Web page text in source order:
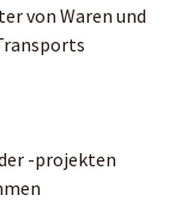
von Waren und
-projekten